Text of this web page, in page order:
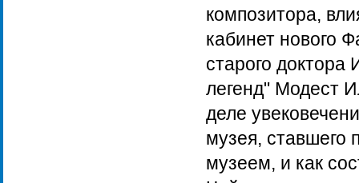
композитора,
кабинет нового
старого
легенд" Модест
деле
музея,
музеем, и как